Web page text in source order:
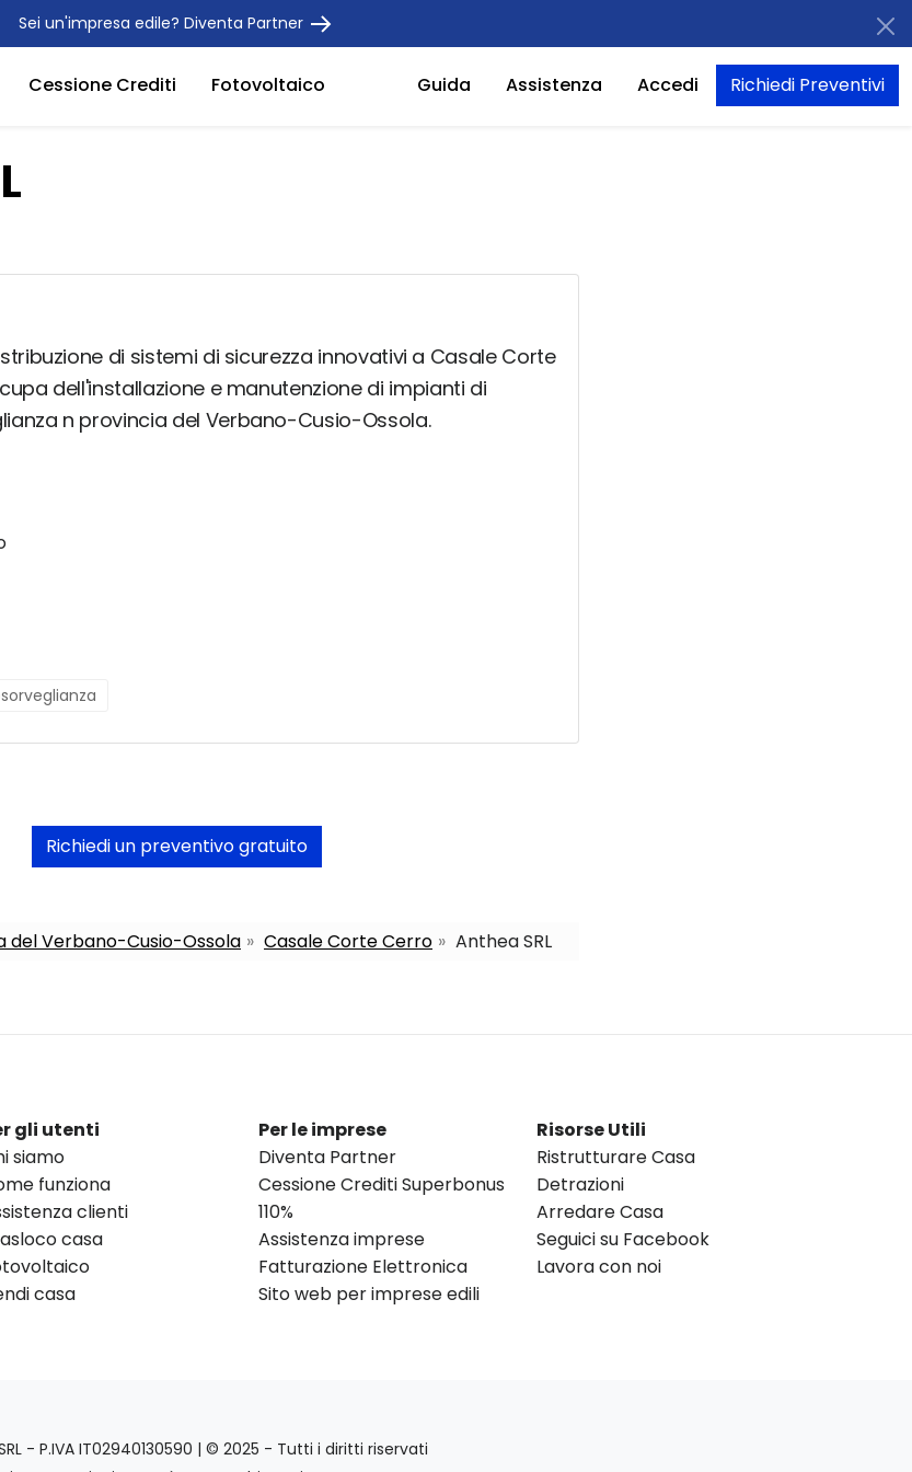
Sei un'impresa edile? Diventa Partner
Cessione Crediti Fotovoltaico Guida Assistenza Accedi Richiedi Preventivi
di sistemi di sicurezza innovativi a Casale Corte
dell'installazione e manutenzione di impianti di
n provincia del Verbano-Cusio-Ossola.
Richiedi un preventivo gratuito
del Verbano-Cusio-Ossola Casale Corte Cerro Anthea SRL
gli utenti
siamo
funziona
clienti
casa
casa
Per le imprese
Diventa Partner
Cessione Crediti Superbonus
110%
Assistenza imprese
Fatturazione Elettronica
Sito web per imprese edili
Risorse Utili
Ristrutturare Casa
Detrazioni
Arredare Casa
Seguici su Facebook
Lavora con noi
SRL - P.IVA IT02940130590 | © 2025 - Tutti i diritti riservati